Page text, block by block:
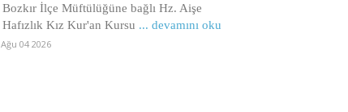
Bozkır İlçe Müftülüğüne bağlı Hz. Aişe
Hafızlık Kız Kur'an Kursu ... devamını oku
Ağu 04 2026